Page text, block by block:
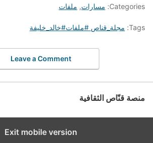
Categories: مسارات, ملفات
Tags: مجلة_قناص #ملفات#خالد_خليفة
Leave a Comment
منصة قنّاص الثقافية
Exit mobile version